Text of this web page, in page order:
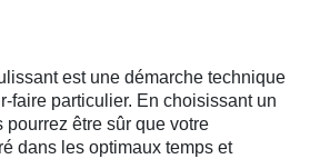
est une démarche technique
faire particulier. En choisissant un
pourrez être sûr que votre
dans les optimaux temps et